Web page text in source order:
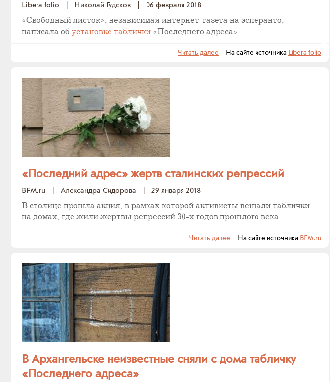
Libera folio Николай Гудсков
06 февраля 2018
«Свободный листок», независимая интернет-газета на эсперанто,
написала об установке таблички «Последнего адреса».
Читать далее На сайте источника Libera folio
«Последний адрес» жертв сталинских репрессий
BFM.ru Александра Сидорова
29 января 2018
В столице прошла акция, в рамках которой активисты вешали таблички
на домах, где жили жертвы репрессий 30-х годов прошлого века
Читать далее На сайте источника BFM.ru
В Архангельске неизвестные сняли с дома табличку
«Последнего адреса»